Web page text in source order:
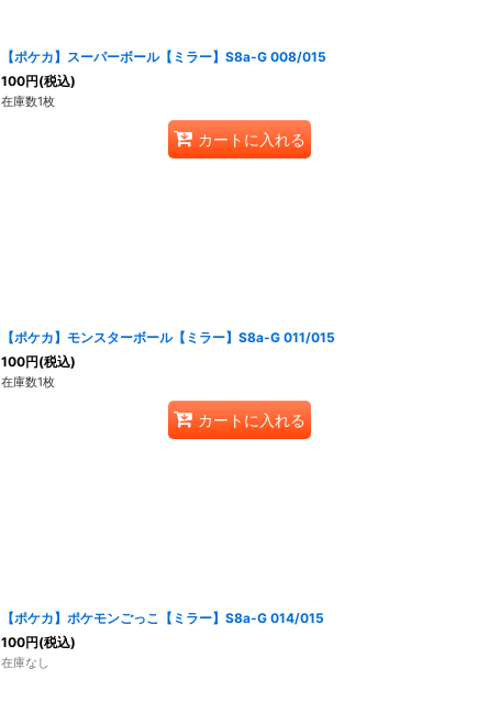
【ポケカ】スーパーボール【ミラー】S8a-G 008/015
100円(税込)
在庫数1枚
カートに入れる
【ポケカ】モンスターボール【ミラー】S8a-G 011/015
100円(税込)
在庫数1枚
カートに入れる
【ポケカ】ポケモンごっこ【ミラー】S8a-G 014/015
100円(税込)
在庫なし